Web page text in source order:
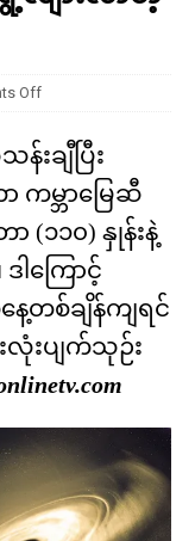
Off
ချီပြီး
ကမ္ဘာမြေဆီ
(၁၁၀) နှုန်းနဲ့
ါကြောင့်
တစ်ချိန်ကျရင်
လုံးပျက်သုဉ်း